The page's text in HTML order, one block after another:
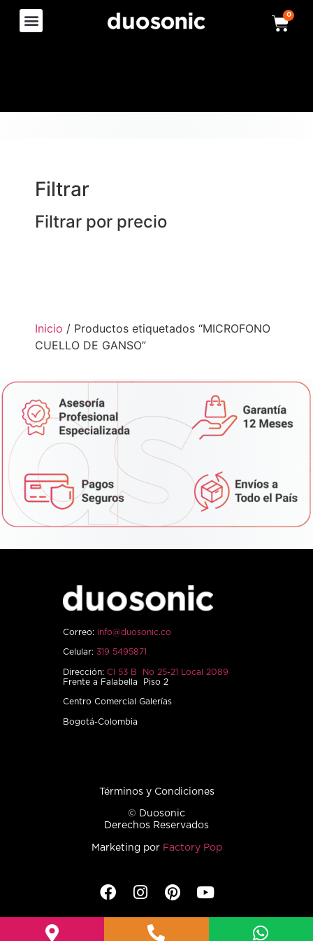
0
Filtrar
Filtrar por precio
Inicio / Productos etiquetados “MICROFONO
CUELLO DE GANSO”
Correo: info@duosonic.co
Celular: 319 5495871
Dirección: Cl 53 B No 25-21 Local 2089
Frente a Falabella Piso 2
Centro Comercial Galerías
Bogotá-Colombia
Términos y Condiciones
© Duosonic
Derechos Reservados
Marketing por Factory Pop